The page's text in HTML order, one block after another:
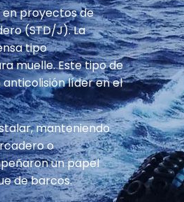
en proyectos de
(STD/J). La
tipo
muelle. Este tipo de
líder en el
manteniendo
o
un papel
de barcos.